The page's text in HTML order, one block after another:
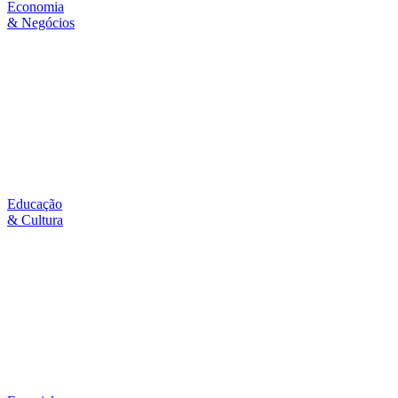
Economia
& Negócios
Educação
& Cultura